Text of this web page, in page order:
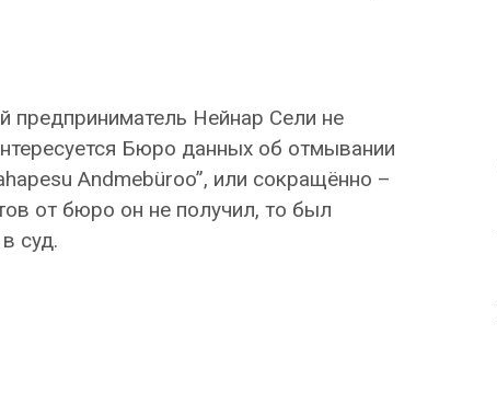
предприниматель Нейнар Сели не
Бюро данных об отмывании
Andmebüroo”, или сокращённо –
от бюро он не получил, то был
суд.